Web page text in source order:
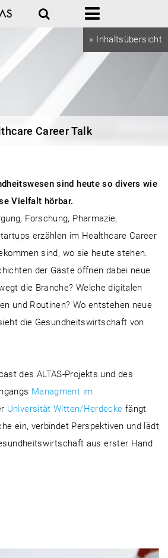
» Inhaltsübersicht
Suche Menü
Career Talk
sind heute so divers wie
Vielfalt hörbar.
Forschung, Pharmazie,
erzählen im Healthcare Career
sind, wo sie heute stehen.
der Gäste öffnen dabei neue
die Branche? Welche digitalen
und Routinen? Wo entstehen neue
die Gesundheitswirtschaft von
des ALTAS-Projekts und des
Managment im
Universität Witten/Herdecke fängt
ein, verbindet Perspektiven und lädt
aus erster Hand